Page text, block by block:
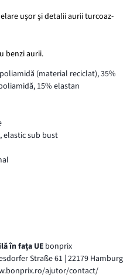
ușor și detalii aurii turcoaz-
benzi aurii.
(material reciclat), 35%
15% elastan
elastic sub bust
în fața UE bonprix
Straße 61 | 22179 Hamburg
ajutor/contact/